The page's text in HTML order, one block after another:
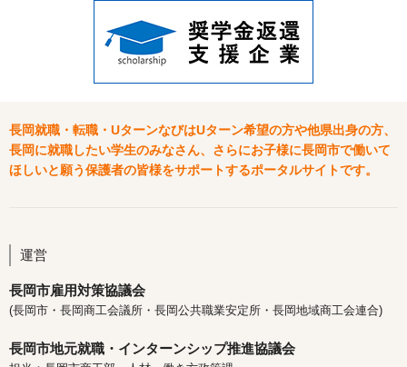
長岡就職・転職・UターンなびはUターン希望の方や他県出身の方、
長岡に就職したい学生のみなさん、さらにお子様に長岡市で働いて
ほしいと願う保護者の皆様をサポートするポータルサイトです。
運営
長岡市雇用対策協議会
(長岡市・長岡商工会議所・長岡公共職業安定所・長岡地域商工会連合)
長岡市地元就職・インターンシップ推進協議会